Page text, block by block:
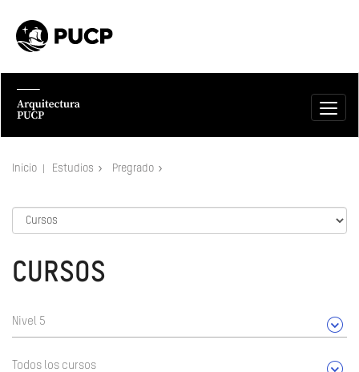
Inicio Estudios Pregrado
CURSOS
Nivel 5
Todos los cursos